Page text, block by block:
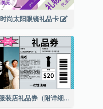
时尚太阳眼镜礼品卡
服装店礼品券（附详细资讯）